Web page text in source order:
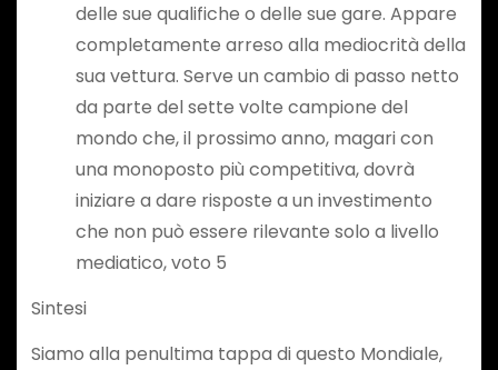
delle sue qualifiche o delle sue gare. Appare
completamente arreso alla mediocrità della
sua vettura. Serve un cambio di passo netto
da parte del sette volte campione del
mondo che, il prossimo anno, magari con
una monoposto più competitiva, dovrà
iniziare a dare risposte a un investimento
che non può essere rilevante solo a livello
mediatico, voto 5
Sintesi
Siamo alla penultima tappa di questo Mondiale,